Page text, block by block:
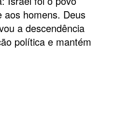
aos homens. Deus
a descendência
política e mantém